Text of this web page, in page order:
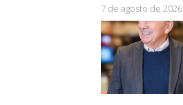
7 de agosto de 2026